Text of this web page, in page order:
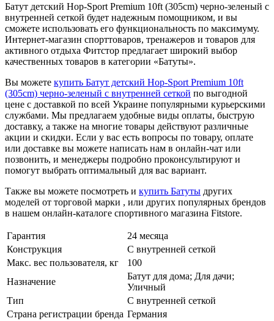
Батут детский Hop-Sport Premium 10ft (305cm) черно-зеленый с
внутренней сеткой будет надежным помощником, и вы
сможете использовать его функциональность по максимуму.
Интернет-магазин спорттоваров, тренажеров и товаров для
активного отдыха Фитстор предлагает широкий выбор
качественных товаров в категории «Батуты».
Вы можете купить Батут детский Hop-Sport Premium 10ft
(305cm) черно-зеленый с внутренней сеткой по выгодной
цене с доставкой по всей Украине популярными курьерскими
службами. Мы предлагаем удобные виды оплаты, быструю
доставку, а также на многие товары действуют различные
акции и скидки. Если у вас есть вопросы по товару, оплате
или доставке вы можете написать нам в онлайн-чат или
позвонить, и менеджеры подробно проконсультируют и
помогут выбрать оптимальный для вас вариант.
Также вы можете посмотреть и купить Батуты других
моделей от торговой марки , или других популярных брендов
в нашем онлайн-каталоге спортивного магазина Fitstore.
Гарантия
24 месяца
Конструкция
С внутренней сеткой
Макс. вес пользователя, кг
100
Назначение
Батут для дома; Для дачи;
Уличный
Тип
С внутренней сеткой
Страна регистрации бренда Германия